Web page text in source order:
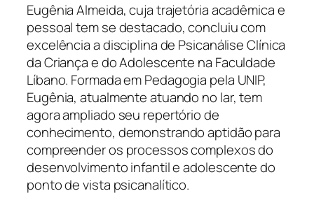
Eugênia Almeida, cuja trajetória acadêmica e
pessoal tem se destacado, concluiu com
excelência a disciplina de Psicanálise Clínica
da Criança e do Adolescente na Faculdade
Líbano. Formada em Pedagogia pela UNIP,
Eugênia, atualmente atuando no lar, tem
agora ampliado seu repertório de
conhecimento, demonstrando aptidão para
compreender os processos complexos do
desenvolvimento infantil e adolescente do
ponto de vista psicanalítico.